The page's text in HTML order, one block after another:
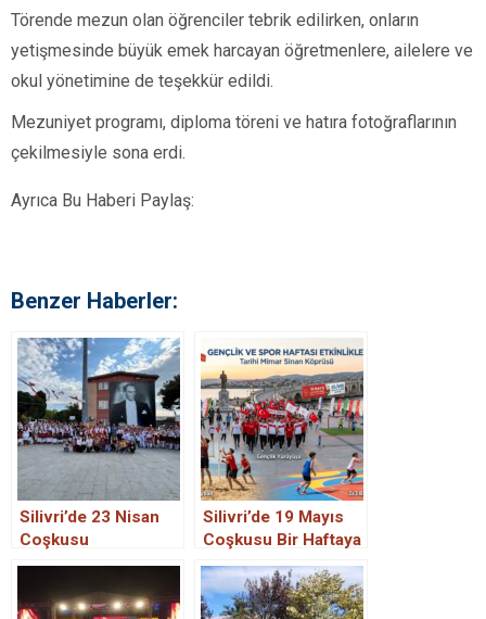
Törende mezun olan öğrenciler tebrik edilirken, onların
yetişmesinde büyük emek harcayan öğretmenlere, ailelere ve
okul yönetimine de teşekkür edildi.
Mezuniyet programı, diploma töreni ve hatıra fotoğraflarının
çekilmesiyle sona erdi.
Ayrıca Bu Haberi Paylaş:
Benzer Haberler:
Silivri’de 23 Nisan
Coşkusu
Mahallelere Taştı!
Silivri’de 19 Mayıs
Coşkusu Bir Haftaya
Yayılıyor!